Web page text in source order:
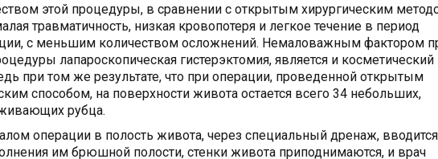
этой процедуры, в сравнении с открытым хирургическим
травматичность, низкая кровопотеря и легкое течение в период
с меньшим количеством осложнений. Немаловажным фактором
лапароскопическая гистерэктомия, является и косметический
при том же результате, что при операции, проведенной открытым
способом, на поверхности живота остается всего 34 небольших,
рубца.
операции в полость живота, через специальный дренаж, вводится
им брюшной полости, стенки живота приподнимаются, и врач